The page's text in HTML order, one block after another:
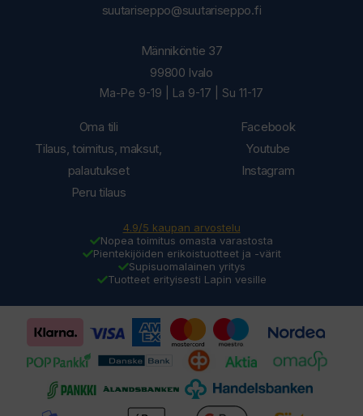
suutariseppo@suutariseppo.fi
Oma tili
Tilaus, toimitus, maksut,
palautukset
Peru tilaus
Männiköntie 37
99800 Ivalo
Ma-Pe 9-19 | La 9-17 | Su 11-17
Facebook
Youtube
Instagram
4.9/5 kaupan arvostelu
Nopea toimitus omasta varastosta
Pientekijöiden erikoistuotteet ja -värit
Supisuomalainen yritys
Tuotteet erityisesti Lapin vesille